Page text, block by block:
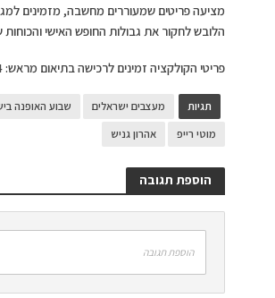
מציעה פריטים שמעוררים מחשבה, מזמינים
הלובש לחקור את גבולות החופש האישי
פריטי הקולקציה זמינים לרכישה בתיאום מראש: 050-5255514.
תגיות מעצבים ישראלים
שבוע האופנה
מוטי רייפ
אהרון גניש
הוספת תגובה
הוספת תגובה